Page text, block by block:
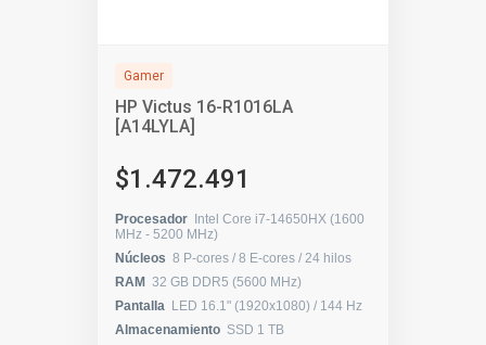
Gamer
HP Victus 16-R1016LA
[A14LYLA]
$1.472.491
Procesador
Intel Core i7-14650HX (1600
MHz - 5200 MHz)
Núcleos
8 P-cores / 8 E-cores / 24 hilos
RAM 32 GB DDR5 (5600 MHz)
Pantalla
LED 16.1" (1920x1080) / 144 Hz
Almacenamiento SSD 1 TB